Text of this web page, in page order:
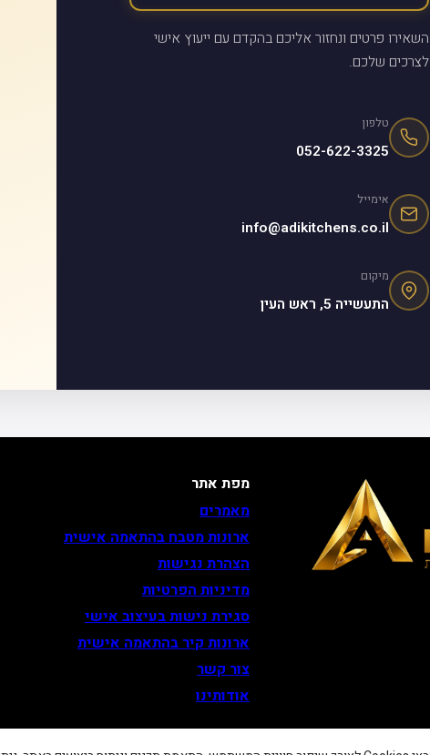
השאירו פרטים ונחזור אליכם בהקדם עם ייעוץ אישי
לצרכים שלכם.
טלפון
052-622-3325
אימייל
info@adikitchens.co.il
מיקום
התעשייה 5, ראש העין
מפת אתר
מאמרים
ארונות מטבח בהתאמה אישית
הצהרת נגישות
מדיניות הפרטיות
סגירת נישות בעיצוב אישי
ארונות קיר בהתאמה אישית
צור קשר
אודותינו